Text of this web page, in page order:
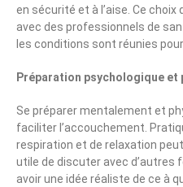
en sécurité et à l’aise. Ce
avec des professionnels de
les conditions sont réunies
Préparation psychologique et
Se préparer mentalement et
faciliter l’accouchement.
respiration et de relaxation
utile de discuter avec d’autres
avoir une idée réaliste de ce à